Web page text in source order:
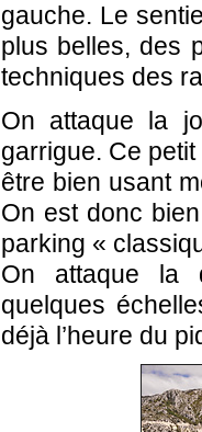
gauche. Le
plus belles, des
techniques des
On attaque la
garrigue. Ce
être bien usant
On est donc
parking «
On attaque la
quelques
déjà l’heure du